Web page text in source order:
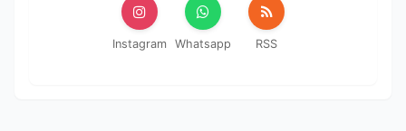
Instagram Whatsapp RSS